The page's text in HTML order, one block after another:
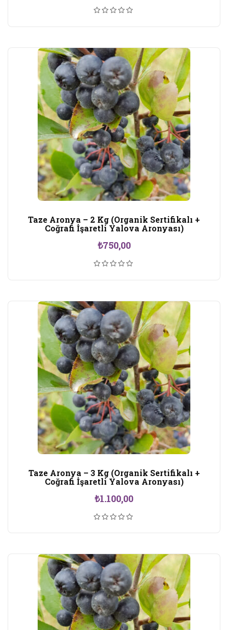
Taze Aronya – 2 Kg (Organik Sertifikalı +
Coğrafi İşaretli Yalova Aronyası)
₺750,00
Taze Aronya – 3 Kg (Organik Sertifikalı +
Coğrafi İşaretli Yalova Aronyası)
₺1.100,00